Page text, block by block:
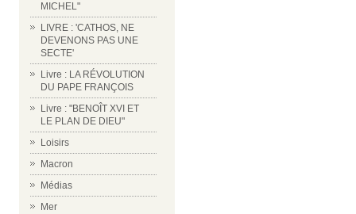
MICHEL"
LIVRE : 'CATHOS, NE
DEVENONS PAS UNE
SECTE'
Livre : LA RÉVOLUTION
DU PAPE FRANÇOIS
Livre : "BENOÎT XVI ET
LE PLAN DE DIEU"
Loisirs
Macron
Médias
Mer